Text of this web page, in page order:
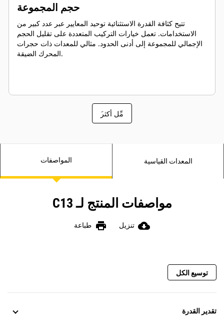
حجم المجموعة
تتيح كثافة القدرة الاستثنائية توحيد المعايير عبر عدد كبير من
الاستخدامات. تعمل خيارات التركيب المتعددة على تقليل الحجم
الإجمالي للمجموعة إلى أدنى الحدود. مثالي للمعدات ذات حجرات
المحرك الضيقة.
َمِّل أكثر
المواصفات المعدات القياسية
مواصفات المنتج لـ C13
cloud_download تنزيل print طباعة
توسيع الكل
تقدير القدرة